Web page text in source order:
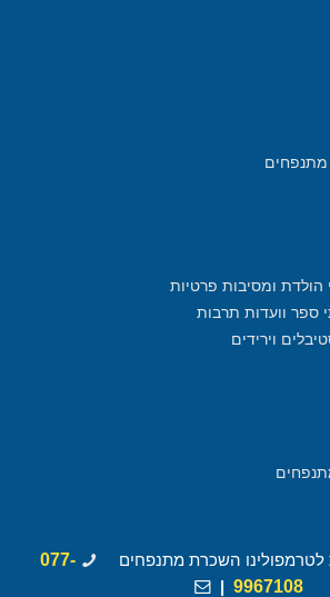
מתנפחים
ומסיבות פרטיות
וועדות תרבות
וירידים
לטרמפולינו השכרת מתנפחים
077-
9967108
|